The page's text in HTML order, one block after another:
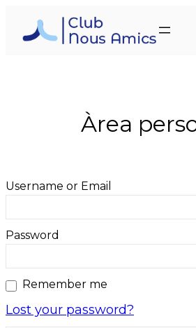
Àrea
Username or Email
Password
Remember me
Lost your password?